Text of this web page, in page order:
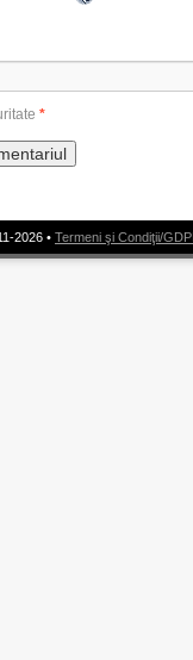
*
2026 • Termeni şi Condiţii/